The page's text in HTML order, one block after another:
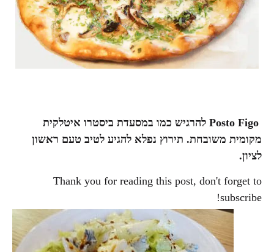
Posto Figo להרגיש כמו במסעדת ביסטרו איטלקית
מקומית משובחת. תירוץ נפלא להגיע לטיב טעם ראשון
לציון.
Thank you for reading this post, don't forget to
subscribe!